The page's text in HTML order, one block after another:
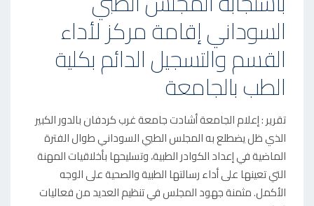
E
D
O
N
السوداني إقامة مركز لأداء
القسم والتسجيل الدائم بكلية
الطب بالجامعة
تقرير : إعلام الجامعة أشادت جامعة غرب كردفان بالدور الكبير
الذي ظل يضطلع به المجلس الطبي السوداني طوال الفترة
الماضية في إعداد الكوادر الطبية، وتسليحها بأخلاقيات المهنة
التي تعينها على أداء رسالتها الطبية والصحية على الوجه
الأكمل. مثمنة جهود المجلس في تنظيم العديد من فعاليات